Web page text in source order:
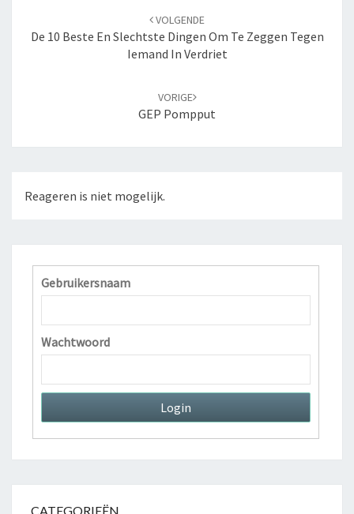
door
VOLGENDE
De 10 Beste En Slechtste Dingen Om Te Zeggen Tegen
Iemand In Verdriet
VORIGE
GEP Pompput
Reageren is niet mogelijk.
Gebruikersnaam
Wachtwoord
CATEGORIEËN